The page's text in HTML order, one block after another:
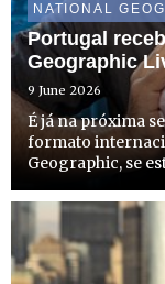
Portugal
Geographic
9 June 2026
É já na próxima
formato
Geographic, se
junho, no Museu
de ju...